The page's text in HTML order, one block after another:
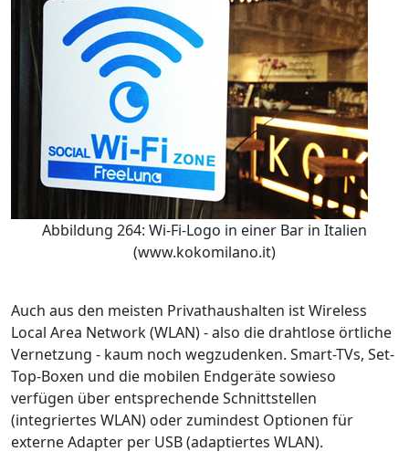
Abbildung 264: Wi-Fi-Logo in einer Bar in Italien
(www.kokomilano.it)
Auch aus den meisten Privathaushalten ist Wireless
Local Area Network (WLAN) - also die drahtlose örtliche
Vernetzung - kaum noch wegzudenken. Smart-TVs, Set-
Top-Boxen und die mobilen Endgeräte sowieso
verfügen über entsprechende Schnittstellen
(integriertes WLAN) oder zumindest Optionen für
externe Adapter per USB (adaptiertes WLAN).